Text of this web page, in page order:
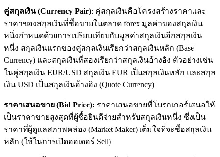
คู่สกุลเงิน (Currency Pair): คู่สกุลเงินคือโครงสร้างราคาและ
ราคาของสกุลเงินที่ซื้อขายในตลาด forex มูลค่าของสกุลเงิน
หนึ่งกำหนดด้วยการเปรียบเทียบกับมูลค่าสกุลเงินอีกสกุลเงิน
หนึ่ง สกุลเงินแรกของคู่สกุลเงินเรียกว่าสกุลเงินหลัก (Base
Currency) และสกุลเงินที่สองเรียกว่าสกุลเงินอ้างอิง ตัวอย่างเช่น
ในคู่สกุลเงิน EUR/USD สกุลเงิน EUR เป็นสกุลเงินหลัก และสกุล
เงิน USD เป็นสกุลเงินอ้างอิง (Quote Currency)
ราคาเสนอขาย (Bid Price): ราคาเสนอขายที่โบรกเกอร์เสนอให้
เป็นราคาขายสูงสุดที่ผู้ซื้อยินดีจ่ายสำหรับสกุลเงินหนึ่ง ซึ่งเป็น
ราคาที่ผู้ดูแลสภาพคล่อง (Market Maker) เต็มใจที่จะซื้อสกุลเงิน
หลัก (ใช้ในการเปิดออเดอร์ Sell)